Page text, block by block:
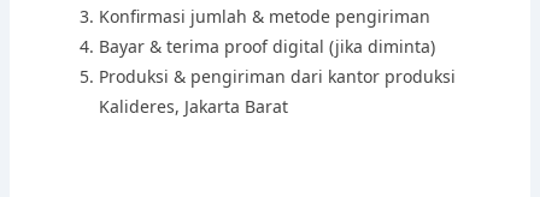
Konfirmasi jumlah & metode pengiriman
Bayar & terima proof digital (jika diminta)
Produksi & pengiriman dari kantor produksi
Kalideres, Jakarta Barat